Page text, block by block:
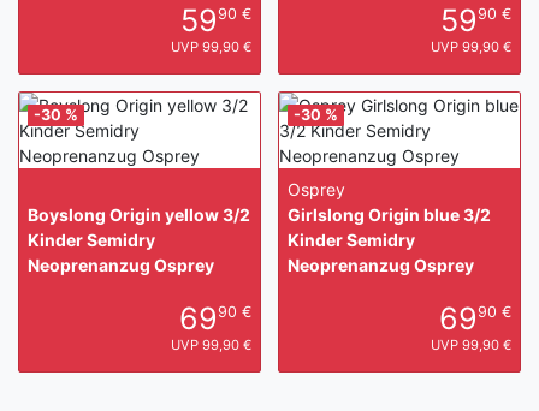
5990 €
UVP 99,90 €
5990 €
UVP 99,90 €
Boyslong Origin yellow 3/2
Kinder Semidry
Neoprenanzug Osprey
6990 €
UVP 99,90 €
-30 %
Osprey
Girlslong Origin blue 3/2
Kinder Semidry
Neoprenanzug Osprey
6990 €
UVP 99,90 €
-30 %